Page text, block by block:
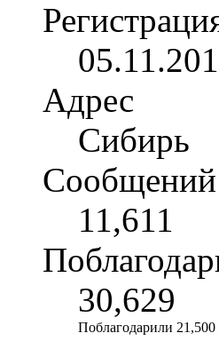
Адрес
Сибирь
Сообщений
11,611
30,629
Поблагодарили 21,500